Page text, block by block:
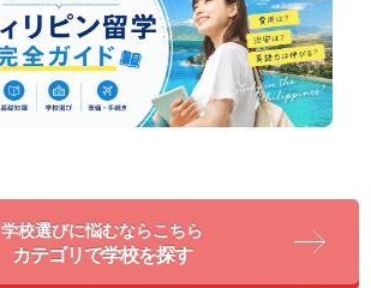
学校選びに悩むならこちら
カテゴリで学校を探す